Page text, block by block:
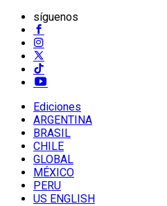
síguenos
Ediciones
ARGENTINA
BRASIL
CHILE
GLOBAL
MÉXICO
PERU
US ENGLISH